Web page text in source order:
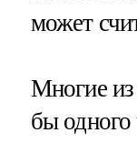
может
Многие из
бы